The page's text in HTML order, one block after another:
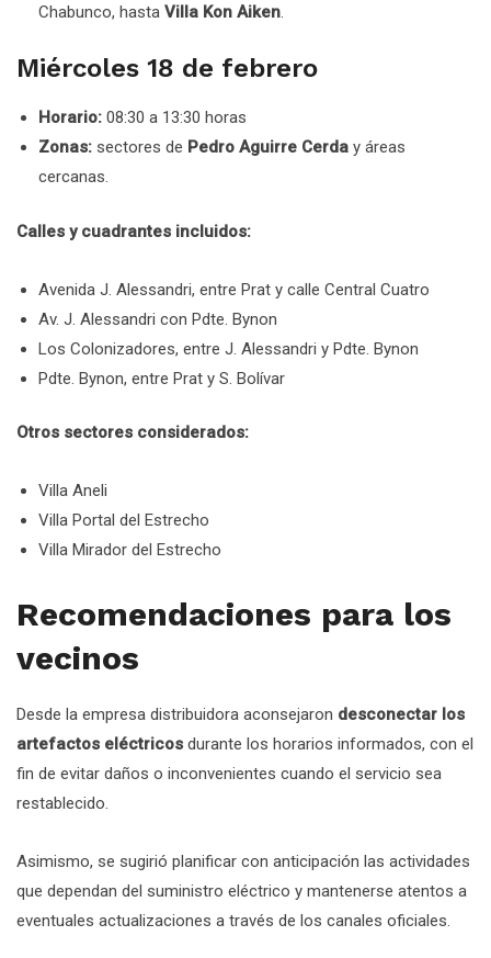
Chabunco, hasta Villa Kon Aiken.
Miércoles 18 de febrero
Horario: 08:30 a 13:30 horas
Zonas: sectores de Pedro Aguirre Cerda y áreas
cercanas.
Calles y cuadrantes incluidos:
Avenida J. Alessandri, entre Prat y calle Central Cuatro
Av. J. Alessandri con Pdte. Bynon
Los Colonizadores, entre J. Alessandri y Pdte. Bynon
Pdte. Bynon, entre Prat y S. Bolívar
Otros sectores considerados:
Villa Aneli
Villa Portal del Estrecho
Villa Mirador del Estrecho
Recomendaciones para los
vecinos
Desde la empresa distribuidora aconsejaron desconectar los
artefactos eléctricos durante los horarios informados, con el
fin de evitar daños o inconvenientes cuando el servicio sea
restablecido.
Asimismo, se sugirió planificar con anticipación las actividades
que dependan del suministro eléctrico y mantenerse atentos a
eventuales actualizaciones a través de los canales oficiales.